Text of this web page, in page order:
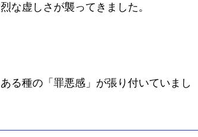
な虚しさが襲ってきました。
る種の「罪悪感」が張り付いていまし